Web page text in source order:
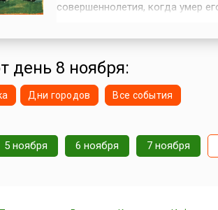
совершеннолетия, когда умер
проконсулом Фессалоникийской
день 8 ноября:
Дни городов Все события
5 ноября 6 ноября 7 ноября